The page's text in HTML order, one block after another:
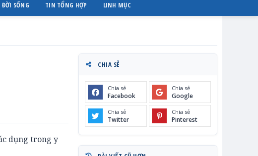
SỐNG TIN TỔNG HỢP LINH MỤC
dụng trong y
CHIA SẺ
Chia sẻ
Facebook
Chia sẻ
Google
Chia sẻ
Twitter
Chia sẻ
Pinterest